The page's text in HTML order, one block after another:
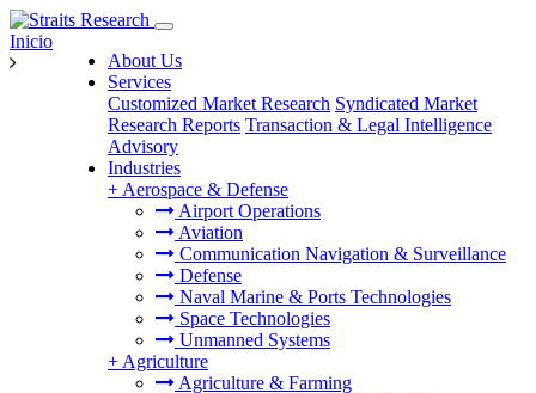
About Us
Services
Customized Market Research Syndicated Market
Research Reports Transaction & Legal Intelligence
Advisory
Industries
+ Aerospace & Defense
Airport Operations
Aviation
Communication Navigation & Surveillance
Defense
Naval Marine & Ports Technologies
Space Technologies
Unmanned Systems
+ Agriculture
Agriculture & Farming
Inicio